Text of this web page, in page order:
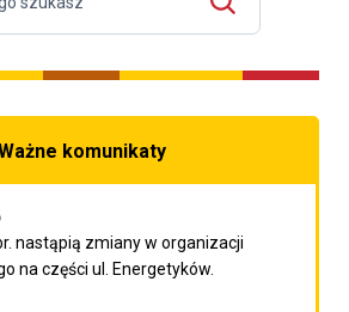
komunikaty
nastąpią zmiany w organizacji
na części ul. Energetyków.